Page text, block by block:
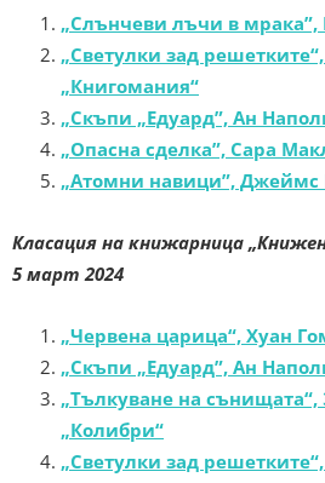
„Слънчеви лъчи в мрака”,
„Светулки зад
„Книгомания“
„Скъпи „Едуард”, Ан
„Опасна сделка”, Сара
„Атомни навици”, Джеймс
Класация на книжарница
5 март 2024
„Червена царица“, Хуан
„Скъпи „Едуард”, Ан
„Тълкуване на
„Колибри“
„Светулки зад